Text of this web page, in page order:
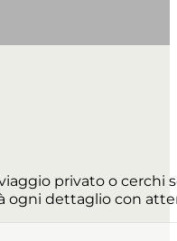
privato o cerchi
ogni dettaglio con